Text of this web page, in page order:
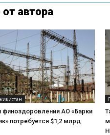
автора
финоздоровления АО «Барки
потребуется $1,2 млрд